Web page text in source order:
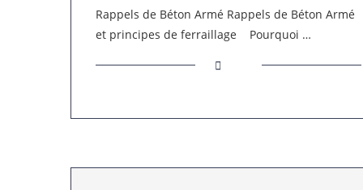
Rappels de Béton Armé Rappels de Béton Armé
et principes de ferraillage Pourquoi …